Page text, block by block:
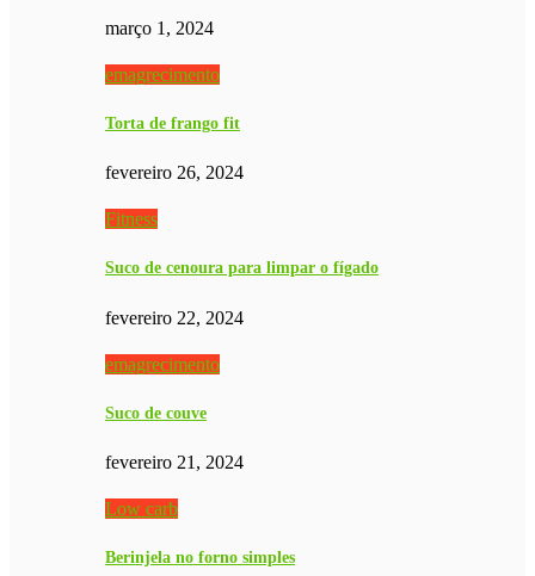
março 1, 2024
emagrecimento
Torta de frango fit
fevereiro 26, 2024
Fitness
Suco de cenoura para limpar o fígado
fevereiro 22, 2024
emagrecimento
Suco de couve
fevereiro 21, 2024
Low carb
Berinjela no forno simples